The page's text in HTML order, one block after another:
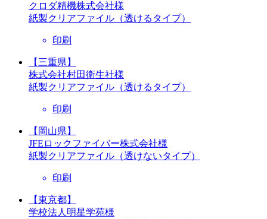
クロダ精機株式会社様
紙製クリアファイル（透けるタイプ）
印刷
【三重県】
株式会社村田衛生社様
紙製クリアファイル（透けるタイプ）
印刷
【岡山県】
JFEロックファイバー株式会社様
紙製クリアファイル（透けないタイプ）
印刷
【東京都】
学校法人明星学苑様